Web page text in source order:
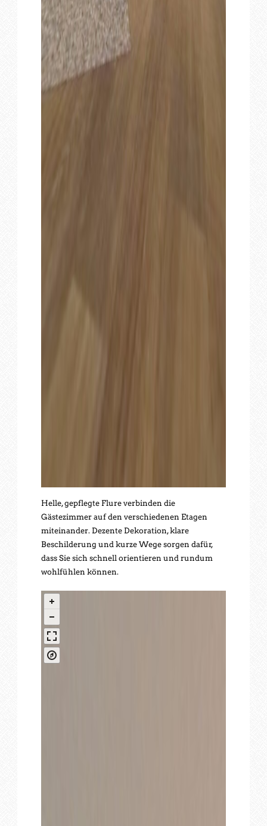
Helle, gepflegte Flure verbinden die
Gästezimmer auf den verschiedenen Etagen
miteinander. Dezente Dekoration, klare
Beschilderung und kurze Wege sorgen dafür,
dass Sie sich schnell orientieren und rundum
wohlfühlen können.